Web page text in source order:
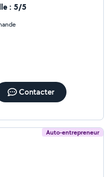
à me: 5/5
Contacter
Auto-entrepreneur